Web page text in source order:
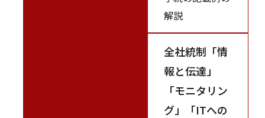
解説
全社統制「情
報と伝達」
「モニタリン
グ」「ITへの